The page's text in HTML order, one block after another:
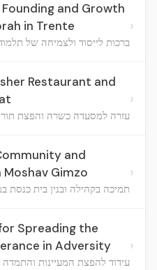
and Growth
in Trente
ברכות לייסוד ולצמיחה של
›
Restaurant and
עזרה למסעדה כשרה והפצת
›
and
Moshav Gimzo
תמיכה בקהילה ובנין בית כנסת
›
Spreading the
in Adversity
עידוד להפצת המעיינות
›